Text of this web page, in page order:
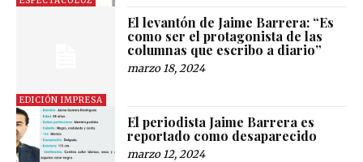
EDICIÓN IMPRESA
El levantón de Jaime Barrera: “Es
como ser el protagonista de las
columnas que escribo a diario”
marzo 18, 2024
El periodista Jaime Barrera es
reportado como desaparecido
marzo 12, 2024